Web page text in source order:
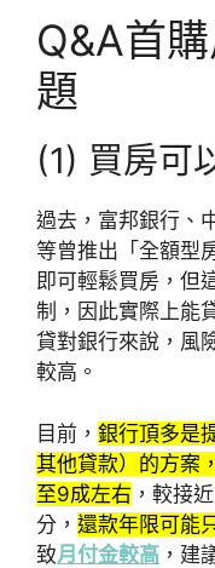
Q&A首
題
(1) 買房可
過去，富邦銀行、
等曾推出「全額型
即可輕鬆買房，但
制，因此實際上能
貸對銀行來說，風
較高。
目前， 銀行頂多是
其他貸款）的方案
至9成左右 ，較接
分， 還款年限可能
致月付金較高 ，建